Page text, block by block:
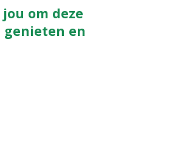
om deze
en